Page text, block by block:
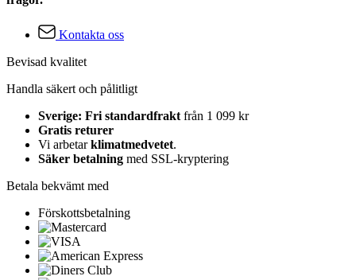
Kontakta oss
Bevisad kvalitet
Handla säkert och pålitligt
Sverige: Fri standardfrakt från 1 099 kr
Gratis returer
Vi arbetarklimatmedvetet.
Säker betalning med SSL-kryptering
Betala bekvämt med
Förskottsbetalning